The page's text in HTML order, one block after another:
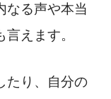
なる声や本当
えます。
たり、自分の